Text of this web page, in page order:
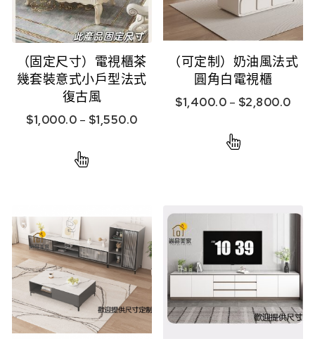
（固定尺寸）電視櫃茶
幾套裝意式小戶型法式
復古風
$1,000.0 – $1,550.0
（可定制）奶油風法式
圓角白電視櫃
$1,400.0 – $2,800.0